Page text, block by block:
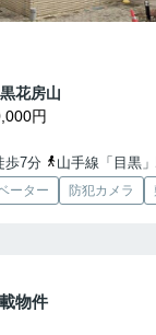
花房山
円
歩7分
山手線「目黒
ーター 防犯カメラ
物件